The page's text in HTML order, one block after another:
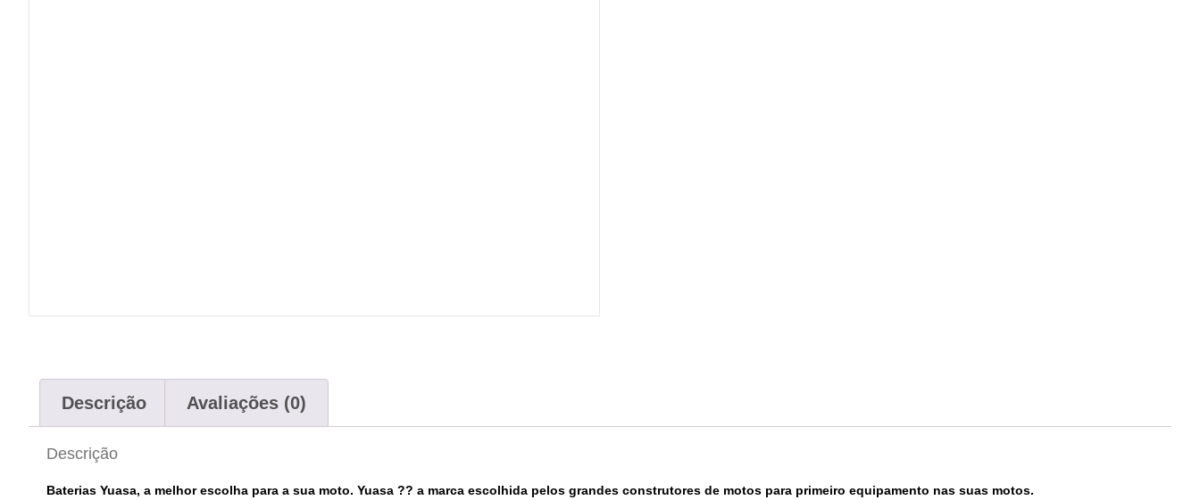
Descrição Avaliações (0)
Descrição
Baterias Yuasa, a melhor escolha para a sua moto. Yuasa ?? a marca escolhida pelos grandes construtores de motos para primeiro equipamento nas suas motos.